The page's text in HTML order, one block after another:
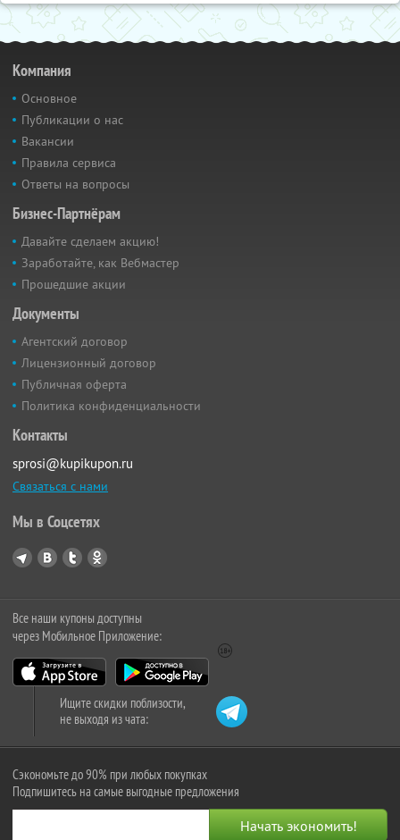
Компания
Основное
Публикации о нас
Вакансии
Правила сервиса
Ответы на вопросы
Бизнес-Партнёрам
Давайте сделаем акцию!
Заработайте, как Вебмастер
Прошедшие акции
Документы
Агентский договор
Лицензионный договор
Публичная оферта
Политика конфиденциальности
Контакты
sprosi@kupikupon.ru
Связаться с нами
Мы в Соцсетях
Все наши купоны доступны
через Мобильное Приложение:
Ищите скидки поблизости,
не выходя из чата:
Сэкономьте до 90% при любых покупках
Подпишитесь на самые выгодные предложения